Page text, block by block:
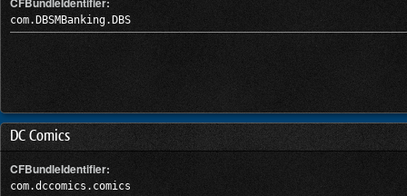
com.DBSMBanking.DBS
DC Comics
CFBundleIdentifier:
com.dccomics.comics